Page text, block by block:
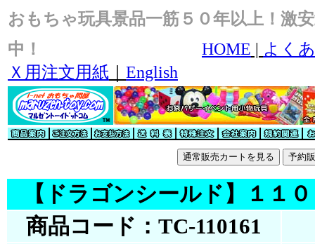
おもちゃ玩具景品一筋５０年以上！激
中！
HOME | よく
Ｘ用注文用紙
English
【ドラゴンシールド】１１
商品コード：TC-110161